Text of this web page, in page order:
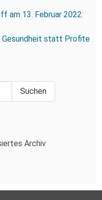
am 13. Februar 2022:
Gesundheit statt Profite
Archiv